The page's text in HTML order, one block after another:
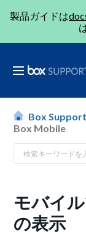
製品ガイドは
Box Support
Box Mobile
モバイ
の表示